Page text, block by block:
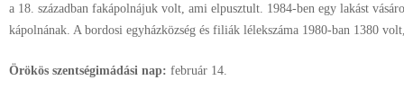
a 18. században fakápolnájuk volt, ami elpusztult. 1984-ben egy lakást
kápolnának. A bordosi egyházközség és filiák lélekszáma 1980-ban 1380
Örökös szentségimádási nap: február 14.